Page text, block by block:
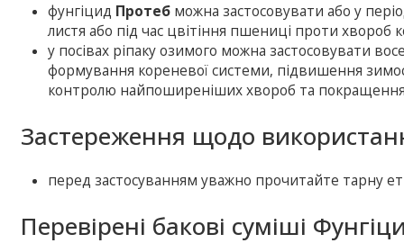
фунгіцид Протеб можна застосовувати або у
листя або під час цвітіння пшениці проти хвороб
у посівах ріпаку озимого можна застосовувати
формування кореневої системи, підвишення
контролю найпоширеніших хвороб та покращення
Застереження щодо
перед застосуванням уважно прочитайте тарну
Перевірені бакові суміші